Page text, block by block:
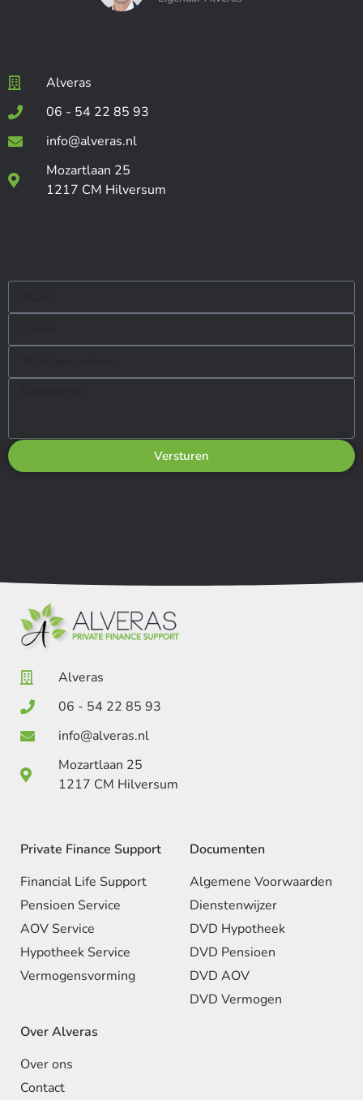
Alveras
06 - 54 22 85 93
info@alveras.nl
Mozartlaan 25
1217 CM Hilversum
Versturen
Alveras
06 - 54 22 85 93
info@alveras.nl
Mozartlaan 25
1217 CM Hilversum
Private Finance Support
Financial Life Support
Pensioen Service
AOV Service
Hypotheek Service
Vermogensvorming
Documenten
Algemene Voorwaarden
Dienstenwijzer
DVD Hypotheek
DVD Pensioen
DVD AOV
DVD Vermogen
Over Alveras
Over ons
Contact